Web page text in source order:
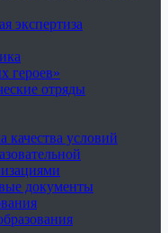
экспертиза
героев»
отряды
качества условий
документы